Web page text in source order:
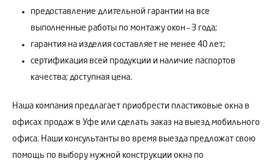
предоставление длительной гарантии на все
выполненные работы по монтажу окон – 3 года;
гарантия на изделия составляет не менее 40 лет;
сертификация всей продукции и наличие паспортов
качества; доступная цена.
Наша компания предлагает приобрести пластиковые окна в
офисах продаж в Уфе или сделать заказ на выезд мобильного
офиса. Наши консультанты во время выезда предложат свою
помощь по выбору нужной конструкции окна по